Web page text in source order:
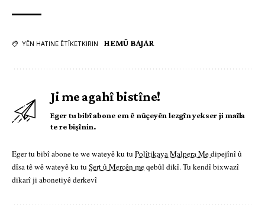
YÊN HATINE ÊTÎKETKIRIN HEMÛ BAJAR
Ji me agahî bistîne!
Eger tu bibî abone em ê nûçeyên lezgîn yekser ji maîla
te re bişînin.
Eger tu bibî abone te we wateyê ku tu Polîtikaya Malpera Medipejînî û
dîsa tê wê wateyê ku tu Şert û Mercên meqebûl dikî. Tu kendî bixwazî
dikarî ji abonetiyê derkevî